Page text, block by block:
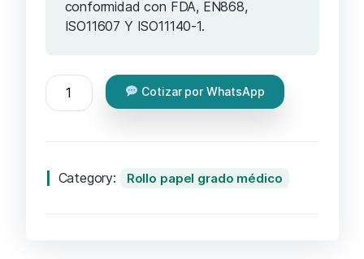
conformidad con FDA, EN868,
ISO11607 Y ISO11140-1.
Cotizar por WhatsApp
Category: Rollo papel grado médico